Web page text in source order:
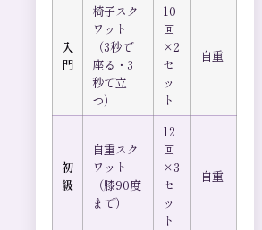
入
門
椅子スク
ワット
（3秒で
座る・3
秒で立
つ）
10
回
×2
セ
ッ
ト
自重
初
級
自重スク
ワット
（膝90度
まで）
12
回
×3
セ
ッ
ト
自重